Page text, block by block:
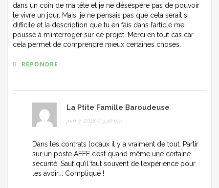
dans un coin de ma tête et je ne désespère pas de pouvoir
le vivre un jour. Mais, je ne pensais pas que cela serait si
difficile et la description que tu en fais dans l’article me
pousse à m’interroger sur ce projet…Merci en tout cas car
cela permet de comprendre mieux certaines choses.
RÉPONDRE
La Ptite Famille Baroudeuse
juin 3, 2018 à 3:36 pm
Dans les contrats locaux il y a vraiment de tout. Partir
sur un poste AEFE c’est quand même une certaine
sécurité. Sauf qu’il faut souvent de l’expérience pour
les avoir…. Compliqué !